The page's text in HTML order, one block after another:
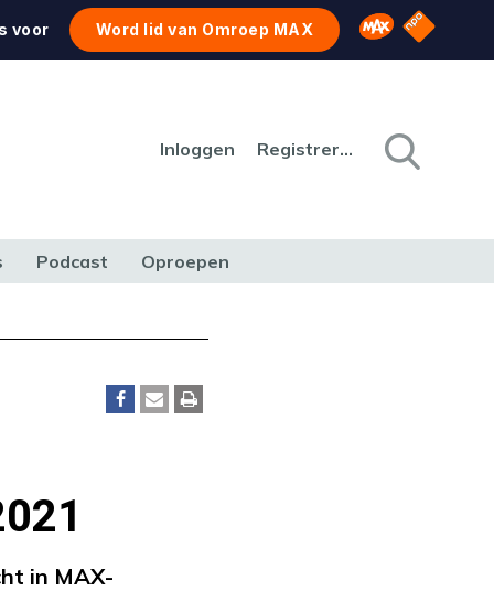
voor Word lid van Omroep MAX Omroep MAX
NPO
Inloggen Registreren
Podcast Oproepen
in MAX-